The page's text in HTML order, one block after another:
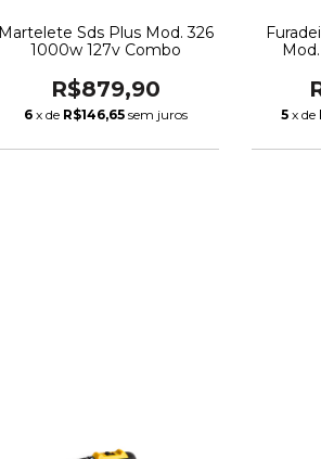
Martelete Sds Plus Mod. 326
1000w 127v Combo
R$879,90
6 x de R$146,65 sem juros 5 x de